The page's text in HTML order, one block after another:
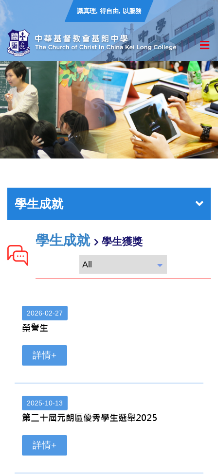
識真理, 得自由, 以服務
學生成就
學生成就 學生獲獎
2026-02-27
榮譽生
詳情+
2025-10-13
第二十屆元朗區優秀學生選舉2025
詳情+